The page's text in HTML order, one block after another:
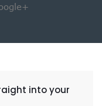
into your